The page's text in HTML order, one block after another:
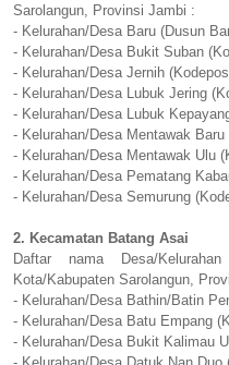
Sarolangun, Provinsi Jambi :
- Kelurahan/Desa Baru (Dusun
- Kelurahan/Desa Bukit Suban
- Kelurahan/Desa Jernih
- Kelurahan/Desa Lubuk Jering
- Kelurahan/Desa Lubuk
- Kelurahan/Desa Mentawak
- Kelurahan/Desa Mentawak Ulu
- Kelurahan/Desa Pematang
- Kelurahan/Desa Semurung
2. Kecamatan Batang Asai
Daftar nama Desa/
Kota/Kabupaten Sarolangun,
- Kelurahan/Desa Bathin/Batin
- Kelurahan/Desa Batu Empang
- Kelurahan/Desa Bukit Kalimau